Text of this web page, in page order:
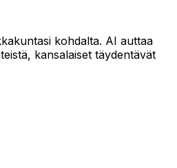
kohdalta. AI auttaa
kansalaiset täydentävät